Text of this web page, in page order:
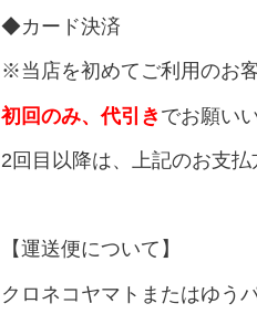
◆カード決済
※当店を初めてご利用のお
初回のみ、代引きでお願い
2回目以降は、上記のお支
【運送便について】
クロネコヤマトまたはゆう